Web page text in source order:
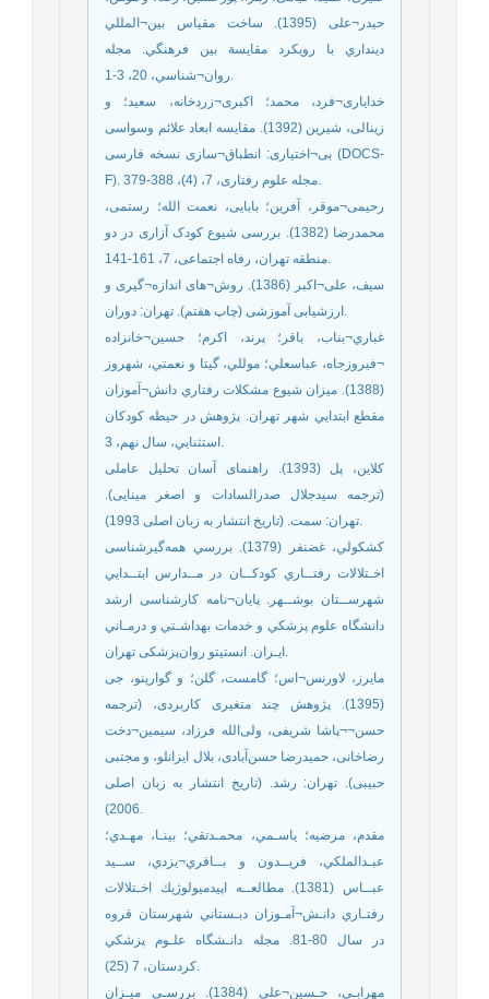
حیدر¬علی (1395). ساخت مقياس بين¬المللي
دينداري با رويكرد مقايسة بين فرهنگي. مجله
روان¬شناسي، 20، 3-1.
خدایاری¬فرد، محمد؛ اکبری¬زردخانه، سعید؛ و
زینالی، شیرین (1392). مقایسه ابعاد علائم وسواسی
بی¬اختیاری: انطباق¬سازی نسخه فارسی (DOCS-
F). مجله علوم رفتاری، 7، (4)، 388-379.
رحیمی¬موقر، آفرین؛ بابایی، نعمت الله؛ رستمی،
محمدرضا (1382). بررسی شیوع کودک آزاری در دو
منطقه تهران، رفاه اجتماعی، 7، 161-141.
سیف، علی¬اکبر (1386). روش¬های اندازه¬گیری و
ارزشیابی آموزشی (چاپ هفتم). تهران: دوران.
غباري¬بناب، باقر؛ پرند، اكرم؛ حسين¬خانزاده
¬فيروزجاه، عباسعلي؛ موللي، گيتا و نعمتي، شهروز
(1388). ميزان شيوع مشكلات رفتاري دانش¬آموزان
مقطع ابتدايي شهر تهران. پژوهش در حيطه كودكان
استثنايي، سال نهم، 3.
کلاین، پل (1393). راهنمای آسان تحلیل عاملی
(ترجمه سیدجلال صدرالسادات و اصغر مینایی).
تهران: سمت. (تاریخ انتشار به زبان اصلی 1993).
كشكولي، غضنفر (1379). بررسي همه‌گیرشناسی
اخـتلالات رفتــاري كودكــان در مــدارس ابتــدايي
شهرســتان بوشــهر. پایان¬نامه کارشناسی ارشد
دانشگاه علوم پزشكي و خدمات بهداشـتي و درمـاني
ايـران. انستيتو روان‌پزشکی تهران.
مایرز، لاورنس¬اس؛ گامست، گلن؛ و گوارینو، جی
(1395). پژوهش چند متغیری کاربردی، (ترجمه
حسن¬¬پاشا شریفی، ولی‌الله فرزاد، سیمین¬دخت
رضاخانی، حمیدرضا حسن‌آبادی، بلال ایزانلو، و مجتبی
حبیبی). تهران: رشد. (تاریخ انتشار به زبان اصلی
2006).
مقدم، مرضيه؛ ياسـمي، محمـدتقي؛ بينـا، مهـدي؛
عبـدالملكي، فريــدون و بــاقري¬يزدي، ســيد
عبــاس (1381). مطالعــه اپيدميولوژيك اخـتلالات
رفتـاري دانـش¬آمـوزان دبـستاني شهرستان قروه
در سال 80-81. مجله دانـشگاه علـوم پزشكي
كردستان، 7 (25).
مهرابـي، حـسين¬علي (1384). بررسـي ميـزان